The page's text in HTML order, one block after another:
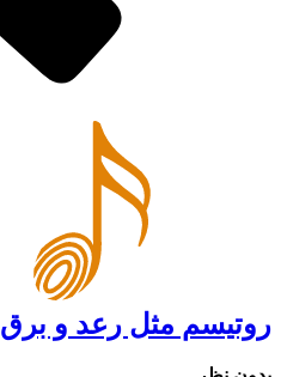
روتیسم مثل رعد و برق